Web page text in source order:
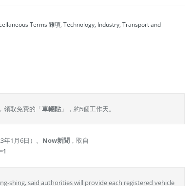
Terms 雜項, Technology, Industry, Transport and
領取免費的「車輛貼 」，約5個工作天。
1月6日）。 Now新聞 ，取自
shing, said authorities will provide each registered vehicle